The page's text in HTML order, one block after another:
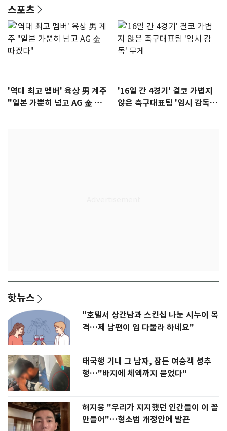
스포츠
'역대 최고 멤버' 육상 男 계주
"일본 가뿐히 넘고 AG 金 따겠
'16일 간 4경기' 결코 가볍지
않은 축구대표팀 '임시 감독'
핫뉴스
"호텔서 상간남과 스킨십 나눈 시누이 목
격…제 남편이 입 다물라 하네요"
태국행 기내 그 남자, 잠든 여승객 성추
행…"바지에 체액까지 묻었다"
허지웅 "우리가 지지했던 인간들이 이 꼴
만들어"…형소법 개정안에 발끈